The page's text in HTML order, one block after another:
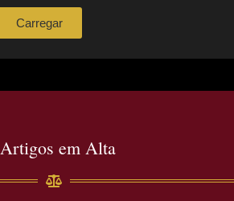
Carregar
Artigos em Alta